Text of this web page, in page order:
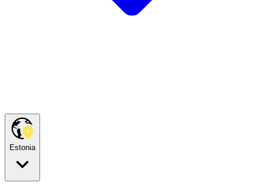
Estonia